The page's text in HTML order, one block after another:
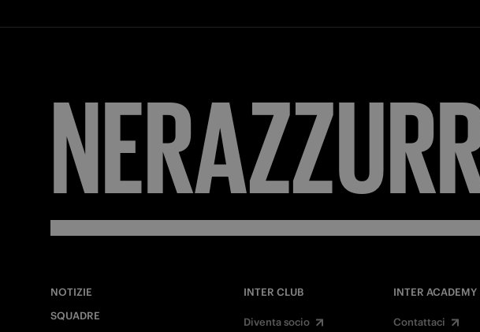
FORZA
NOTIZIE
SQUADRE
INTER CLUB
Diventa socio
INTER ACADEMY
Contattaci